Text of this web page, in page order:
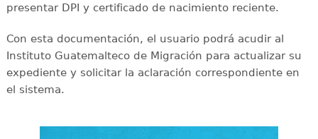
presentar DPI y certificado de nacimiento reciente.
Con esta documentación, el usuario podrá acudir al
Instituto Guatemalteco de Migración para actualizar su
expediente y solicitar la aclaración correspondiente en
el sistema.